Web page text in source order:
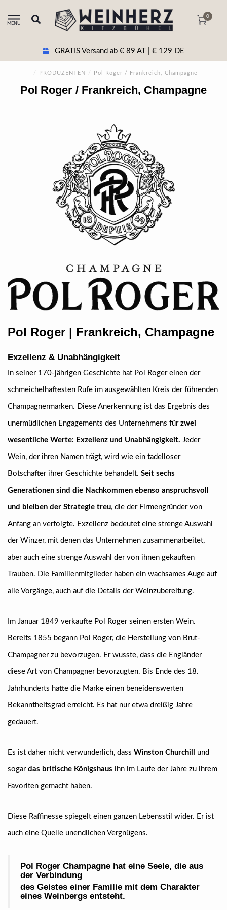
MENU
0
GRATIS Versand ab € 89 AT | € 129 DE
/ PRODUZENTEN / Pol Roger / Frankreich, Champagne
Pol Roger / Frankreich, Champagne
Pol Roger | Frankreich, Champagne
Exzellenz & Unabhängigkeit
In seiner 170-jährigen Geschichte hat Pol Roger einen der
schmeichelhaftesten Rufe im ausgewählten Kreis der führenden
Champagnermarken. Diese Anerkennung ist das Ergebnis des
unermüdlichen Engagements des Unternehmens fürzwei
wesentliche Werte: Exzellenz und Unabhängigkeit. Jeder
Wein, der ihren Namen trägt, wird wie ein tadelloser
Botschafter ihrer Geschichte behandelt. Seit sechs
Generationen sind die Nachkommen ebenso anspruchsvoll
und bleiben der Strategie treu, die der Firmengründer von
Anfang an verfolgte. Exzellenz bedeutet eine strenge Auswahl
der Winzer, mit denen das Unternehmen zusammenarbeitet,
aber auch eine strenge Auswahl der von ihnen gekauften
Trauben. Die Familienmitglieder haben ein wachsames Auge auf
alle Vorgänge, auch auf die Details der Weinzubereitung.
Im Januar 1849 verkaufte Pol Roger seinen ersten Wein.
Bereits 1855 begann Pol Roger, die Herstellung von Brut-
Champagner zu bevorzugen. Er wusste, dass die Engländer
diese Art von Champagner bevorzugten. Bis Ende des 18.
Jahrhunderts hatte die Marke einen beneidenswerten
Bekanntheitsgrad erreicht. Es hat nur etwa dreißig Jahre
gedauert.
Es ist daher nicht verwunderlich, dass Winston Churchill und
sogar das britische Königshaus ihn im Laufe der Jahre zu ihrem
Favoriten gemacht haben.
Diese Raffinesse spiegelt einen ganzen Lebensstil wider. Er ist
auch eine Quelle unendlichen Vergnügens.
Pol Roger Champagne hat eine Seele, die aus
der Verbindung
des Geistes einer Familie mit dem Charakter
eines Weinbergs entsteht.